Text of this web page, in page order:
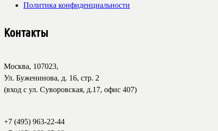
Политика конфиденциальности
Контакты
Москва, 107023,
Ул. Буженинова, д. 16, стр. 2
(вход с ул. Суворовская, д.17, офис 407)
+7 (495) 963-22-44